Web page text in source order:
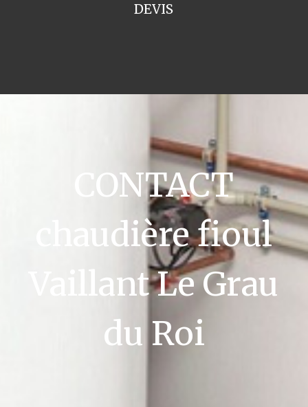
DEVIS
CONTACT
chaudière fioul
Vaillant Le Grau
du Roi